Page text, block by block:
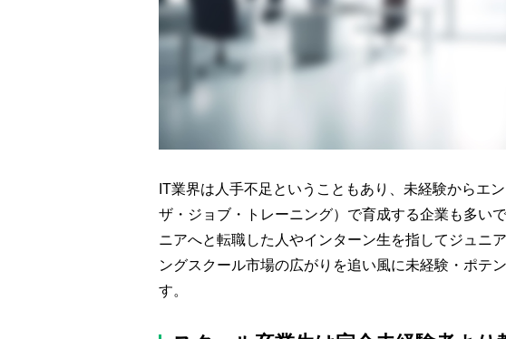
IT業界は人手不足ということもあり、未経験からエ
ザ・ジョブ・トレーニング）で育成する企業も多い
ニアへと転職した人やインターン生を指してジュニ
ングスクール市場の広がりを追い風に未経験・ポテ
す。